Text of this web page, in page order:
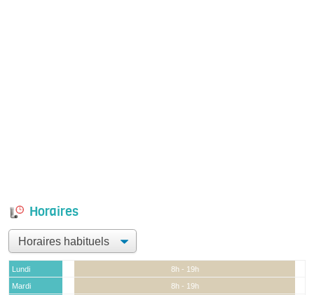
Horaires
Lundi
8h - 19h
Mardi
8h - 19h